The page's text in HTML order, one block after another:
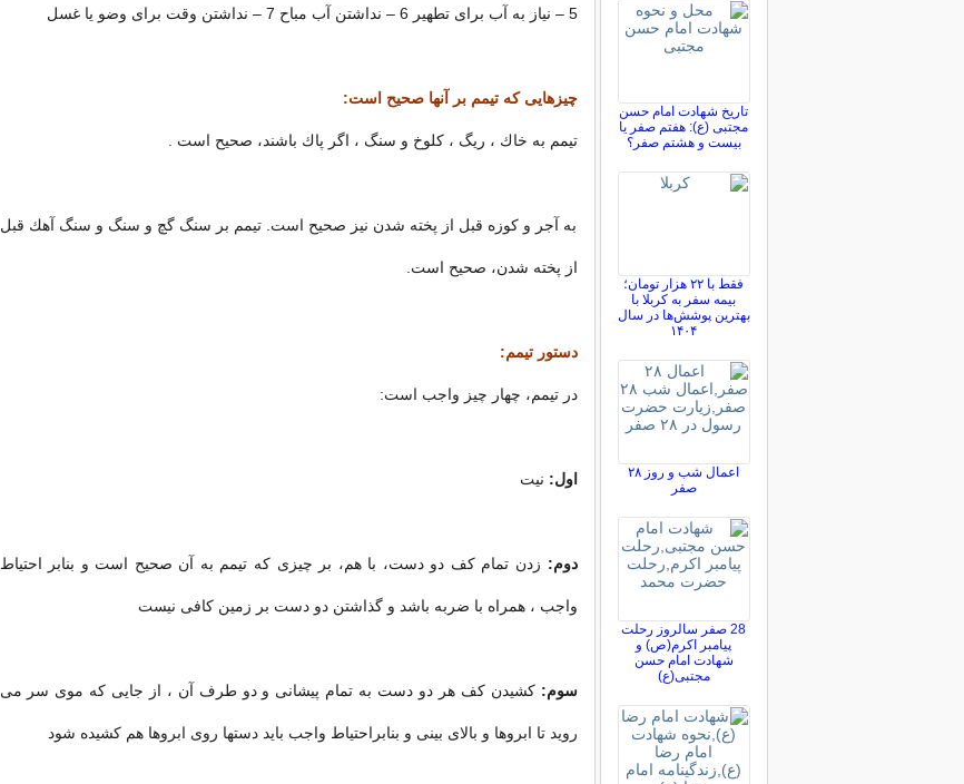
5 – نیاز به آب براى تطهیر 6 – نداشتن آب مباح 7 – نداشتن وقت براى وضو یا غسل
چیزهایى كه تیمم بر آنها صحیح است:
تیمم به خاك ، ریگ ، كلوخ و سنگ ، اگر پاك باشند، صحیح است .
به آجر و كوزه قبل از پخته شدن نیز صحیح است. تیمم بر سنگ گچ و سنگ و سنگ آهك قبل
از پخته شدن، صحیح است.
دستور تیمم:
در تیمم، چهار چیز واجب است:
اول: نیت
دوم: زدن تمام كف دو دست، با هم، بر چیزى كه تیمم به آن صحیح است و بنابر احتیاط
واجب ، همراه با ضربه باشد و گذاشتن دو دست بر زمین كافى نیست
سوم: كشیدن كف هر دو دست به تمام پیشانى و دو طرف آن ، از جایى كه موى سر مى
روید تا ابروها و بالاى بینى و بنابراحتیاط واجب باید دستها روى ابروها هم كشیده شود
تاریخ شهادت امام حسن
مجتبی (ع): هفتم صفر یا
بیست و هشتم صفر؟
فقط با ۲۲ هزار تومان؛
بیمه سفر به کربلا با
بهترین پوشش‌ها در سال
۱۴۰۴
اعمال شب و روز ۲۸
صفر
28 صفر سالروز رحلت
پیامبر اکرم(ص) و
شهادت امام حسن
مجتبی(ع)